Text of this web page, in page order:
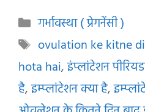
Categories
गर्भावस्था ( प्रेगनेंसी )
Tags
ovulation ke kitne
hota hai,इंप्लांटेशन
है,इम्प्लांटेशन क्या है,